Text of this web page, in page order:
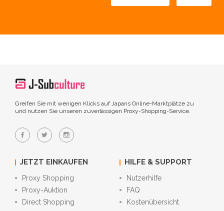
Greifen Sie mit wenigen Klicks auf Japans Online-Marktplätze zu
und nutzen Sie unseren zuverlässigen Proxy-Shopping-Service.
JETZT EINKAUFEN
Proxy Shopping
Proxy-Auktion
Direct Shopping
HILFE & SUPPORT
Nutzerhilfe
FAQ
Kostenübersicht